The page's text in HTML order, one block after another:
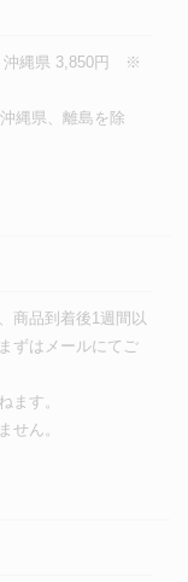
沖縄県 3,850円 ※
縄県、離島を除
商品到着後1週間以
ずはメールにてご
ます。
せん。